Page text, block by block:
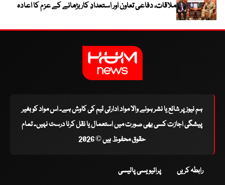
ملاقات، دفاعی تعاون اور استعدادِ کار بڑھانے کے عزم کا اعادہ
ہم نیوز پر شائع یا نشر ہونے والا مواد ادارتی ٹیم کی کاوش ہے۔ اس مواد کو بغیر
پیشگی اجازت کسی بھی صورت میں استعمال یا نقل کرنا درست نہیں۔ تمام
حقوق محفوظ ہیں © 2026
رابطہ کریں پرائیویسی پالیسی